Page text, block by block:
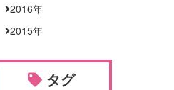
2016年
2015年
タグ